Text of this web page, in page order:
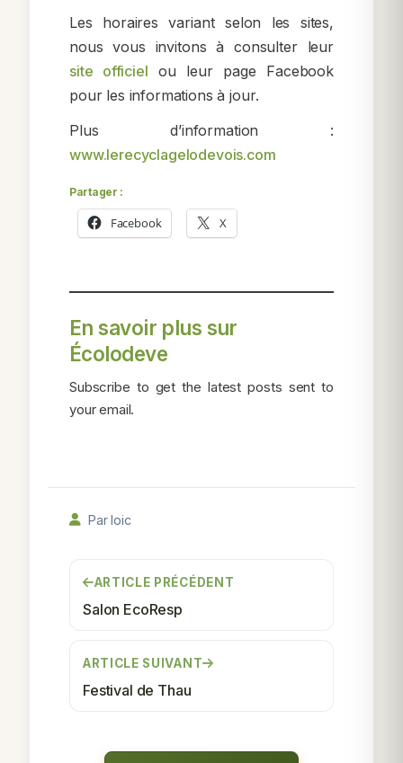
Les horaires variant selon les sites,
nous vous invitons à consulter leur
site officiel ou leur page Facebook
pour les informations à jour.
Plus d’information :
www.lerecyclagelodevois.com
Partager :
Facebook X
En savoir plus sur
Écolodeve
Subscribe to get the latest posts sent to
your email.
Par loic
ARTICLE PRÉCÉDENT
Salon EcoResp
ARTICLE SUIVANT
Festival de Thau